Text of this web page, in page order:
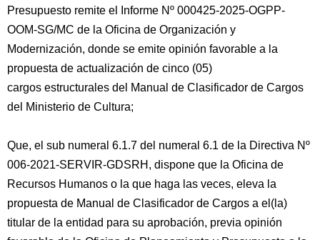
Presupuesto remite el Informe Nº 000425-2025-OGPP-
OOM-SG/MC de la Oficina de Organización y
Modernización, donde se emite opinión favorable a la
propuesta de actualización de cinco (05)
cargos estructurales del Manual de Clasificador de Cargos
del Ministerio de Cultura;
Que, el sub numeral 6.1.7 del numeral 6.1 de la Directiva Nº
006-2021-SERVIR-GDSRH, dispone que la Oficina de
Recursos Humanos o la que haga las veces, eleva la
propuesta de Manual de Clasificador de Cargos a el(la)
titular de la entidad para su aprobación, previa opinión